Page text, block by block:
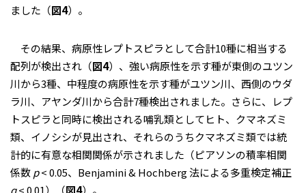
ました（図4）。
その結果、病原性レプトスピラとして合計10種に相当する
配列が検出され（図4）、強い病原性を示す種が東側のユツン
川から3種、中程度の病原性を示す種がユツン川、西側のウダ
ラ川、アヤンダ川から合計7種検出されました。さらに、レプ
トスピラと同時に検出される哺乳類としてヒト、クマネズミ
類、イノシシが見出され、それらのうちクマネズミ類では統
計的に有意な相関関係が示されました（ピアソンの積率相関
係数p< 0.05、Benjamini & Hochberg 法による多重検定補正
q< 0.01）（図4）。